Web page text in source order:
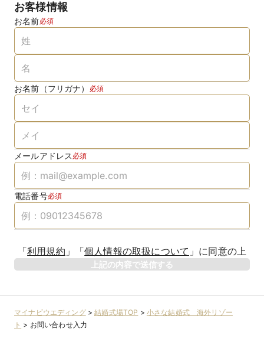
お客様情報
お名前必須
お名前（フリガナ） 必須
メールアドレス 必須
電話番号必須
「利用規約 」 「個人情報の取扱について 」 に同意の上
上記の内容で送信する
マイナビウエディング>結婚式場TOP > 小さな結婚式 海外リゾー
ト > お問い合わせ入力